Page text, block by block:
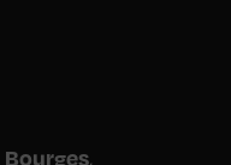
Bourges,